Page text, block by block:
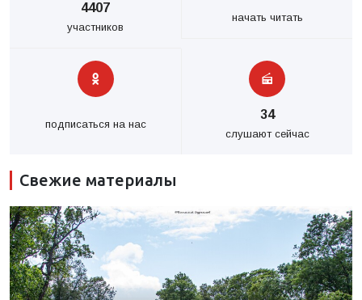
4407
участников
начать читать
подписаться на нас
34
слушают сейчас
Свежие материалы